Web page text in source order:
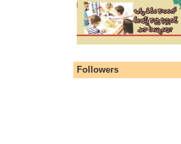
Followers